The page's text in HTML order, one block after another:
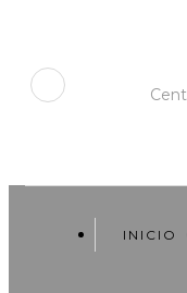
INICIO